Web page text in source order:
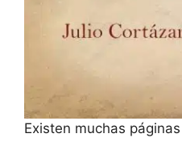
Existen muchas